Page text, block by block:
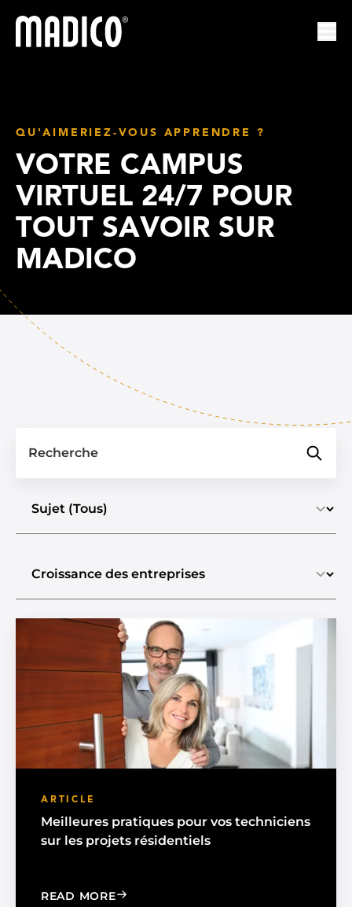
Madico
QU'AIMERIEZ-VOUS APPRENDRE ?
VOTRE CAMPUS
VIRTUEL 24/7 POUR
TOUT SAVOIR SUR
MADICO
ARTICLE
Meilleures pratiques pour vos techniciens
sur les projets résidentiels
READ MORE: BEST PRACTICES FOR YOUR TECHS